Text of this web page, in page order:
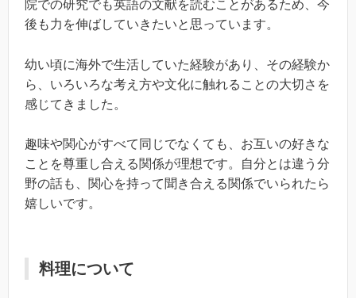
院での研究でも英語の文献を読むことがあるため、今
後も力を伸ばしていきたいと思っています。
幼い頃に海外で生活していた経験があり、その経験か
ら、いろいろな考え方や文化に触れることの大切さを
感じてきました。
趣味や関心がすべて同じでなくても、お互いの好きな
ことを尊重し合える関係が理想です。自分とは違う分
野の話も、関心を持って聞き合える関係でいられたら
嬉しいです。
料理について